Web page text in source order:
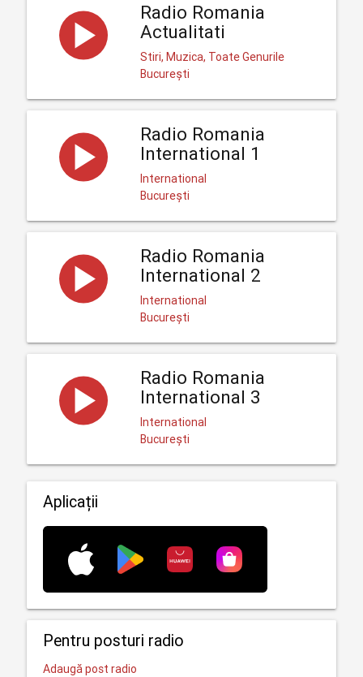
Radio Romania
Actualitati
Stiri, Muzica, Toate Genurile
București
Radio Romania
International 1
International
București
Radio Romania
International 2
International
București
Radio Romania
International 3
International
București
Aplicații
Pentru posturi radio
Adaugă post radio